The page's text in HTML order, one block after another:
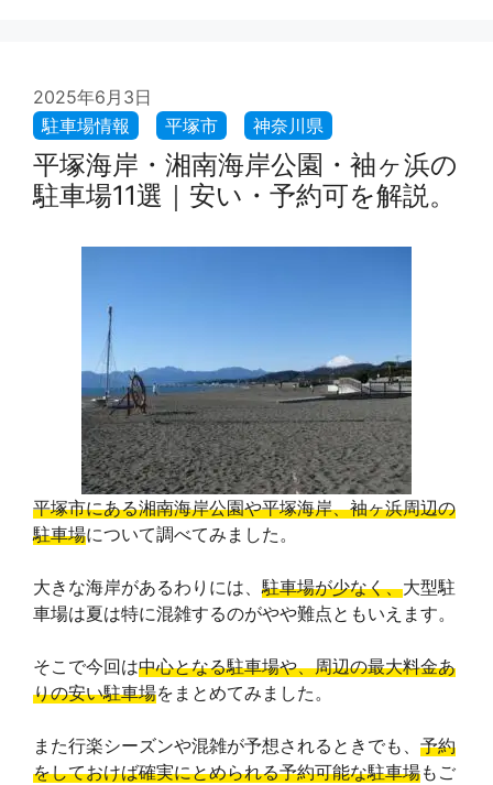
2025年6月3日
平塚海岸・湘南海岸公園・袖ヶ浜の
駐車場11選｜安い・予約可を解説。
平塚市にある湘南海岸公園や平塚海岸、袖ヶ浜周辺の
駐車場について調べてみました。
大きな海岸があるわりには、駐車場が少なく、大型駐
車場は夏は特に混雑するのがやや難点ともいえます。
そこで今回は中心となる駐車場や、周辺の最大料金あ
りの安い駐車場をまとめてみました。
また行楽シーズンや混雑が予想されるときでも、 予約
をしておけば確実にとめられる予約可能な駐車場もご